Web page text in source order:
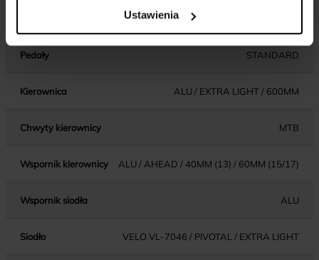
Ustawienia
Pedały STANDARD
Kierownica ALU / EXTRA LIGHT / 600MM
Chwyty kierownicy MTB
Wspornik kierownicy ALU / AHEAD / 40MM (13) / 60MM (15/17)
Wspornik siodła ALU
Siodło VELO VL-7046 / PIVOTAL / EXTRA LIGHT